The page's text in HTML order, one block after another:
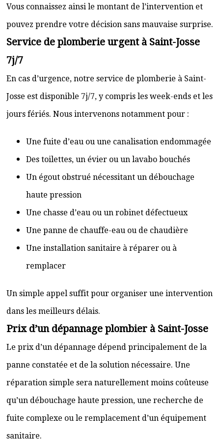
Vous connaissez ainsi le montant de l’intervention et
pouvez prendre votre décision sans mauvaise surprise.
Service de plomberie urgent à Saint-Josse
7j/7
En cas d’urgence, notre service de plomberie à Saint-
Josse est disponible 7j/7, y compris les week-ends et les
jours fériés. Nous intervenons notamment pour :
Une fuite d’eau ou une canalisation endommagée
Des toilettes, un évier ou un lavabo bouchés
Un égout obstrué nécessitant un débouchage
haute pression
Une chasse d’eau ou un robinet défectueux
Une panne de chauffe-eau ou de chaudière
Une installation sanitaire à réparer ou à
remplacer
Un simple appel suffit pour organiser une intervention
dans les meilleurs délais.
Prix d’un dépannage plombier à Saint-Josse
Le prix d’un dépannage dépend principalement de la
panne constatée et de la solution nécessaire. Une
réparation simple sera naturellement moins coûteuse
qu’un débouchage haute pression, une recherche de
fuite complexe ou le remplacement d’un équipement
sanitaire.